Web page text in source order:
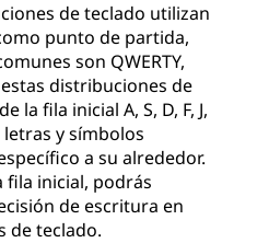
de teclado utilizan
punto de partida,
son QWERTY,
estas distribuciones de
la fila inicial A, S, D, F, J,
letras y símbolos
a su alrededor.
fila inicial, podrás
de escritura en
de teclado.